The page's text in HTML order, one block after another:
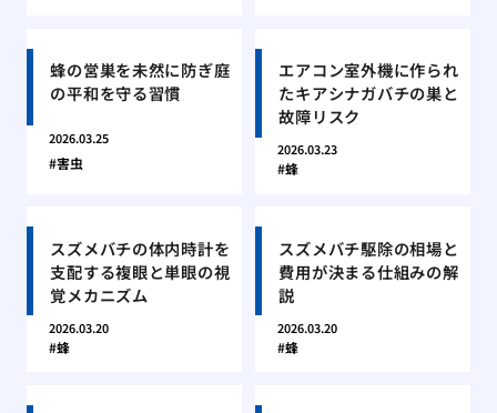
蜂の営巣を未然に防ぎ庭
の平和を守る習慣
2026.03.25
害虫
エアコン室外機に作られ
たキアシナガバチの巣と
故障リスク
2026.03.23
蜂
スズメバチの体内時計を
支配する複眼と単眼の視
覚メカニズム
2026.03.20
蜂
スズメバチ駆除の相場と
費用が決まる仕組みの解
説
2026.03.20
蜂